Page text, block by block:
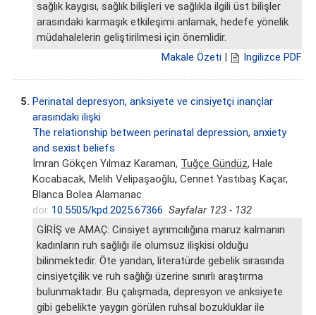
sağlık kaygısı, sağlık bilişleri ve sağlıkla ilgili üst bilişler
arasındaki karmaşık etkileşimi anlamak, hedefe yönelik
müdahalelerin geliştirilmesi için önemlidir.
Makale Özeti | İngilizce PDF
5. Perinatal depresyon, anksiyete ve cinsiyetçi inançlar
arasındaki ilişki
The relationship between perinatal depression, anxiety
and sexist beliefs
İmran Gökçen Yılmaz Karaman, Tuğçe Gündüz, Hale
Kocabacak, Melih Velipaşaoğlu, Cennet Yastıbaş Kaçar,
Blanca Bolea Alamanac
doi: 10.5505/kpd.2025.67366 Sayfalar 123 - 132
GİRİŞ ve AMAÇ: Cinsiyet ayrımcılığına maruz kalmanın
kadınların ruh sağlığı ile olumsuz ilişkisi olduğu
bilinmektedir. Öte yandan, literatürde gebelik sırasında
cinsiyetçilik ve ruh sağlığı üzerine sınırlı araştırma
bulunmaktadır. Bu çalışmada, depresyon ve anksiyete
gibi gebelikte yaygın görülen ruhsal bozukluklar ile